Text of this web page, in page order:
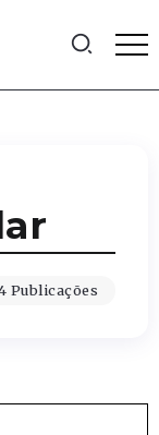
Publicações